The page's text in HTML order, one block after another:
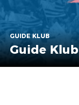
GUIDE KLUB
Guide Klub